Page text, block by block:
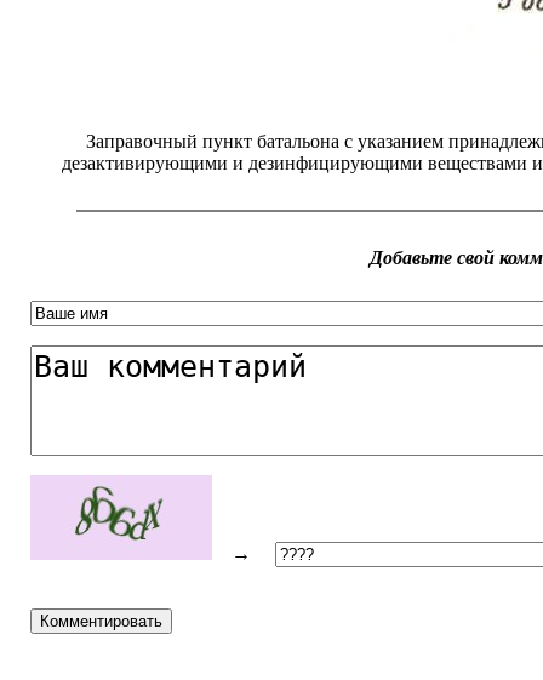
Заправочный пункт батальона с указанием
дезактивирующими и дезинфицирующими веществами
Добавьте свой
→